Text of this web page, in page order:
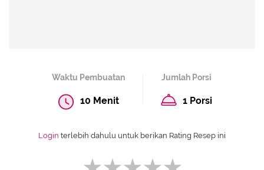
Waktu Pembuatan
10 Menit
Jumlah Porsi
1 Porsi
Login terlebih dahulu untuk berikan Rating Resep ini